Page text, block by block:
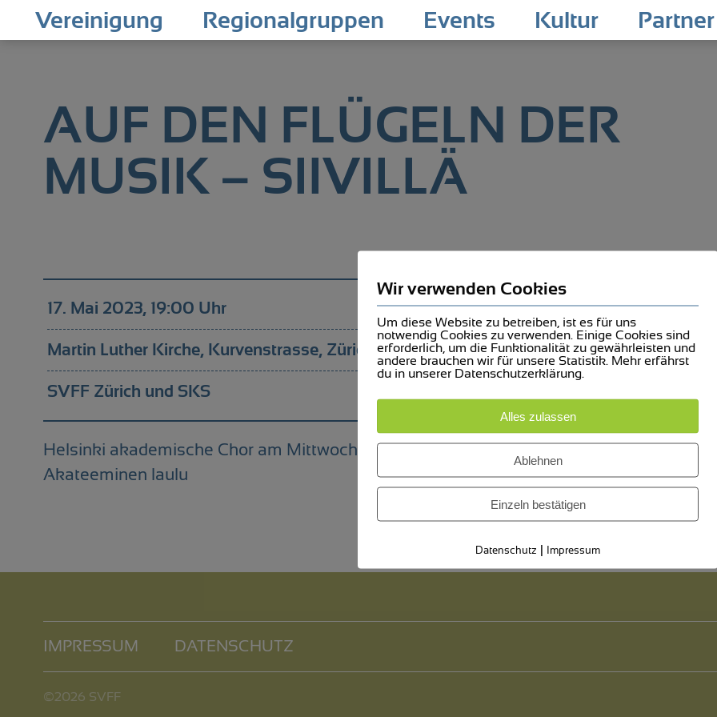
AUF DEN FLÜGELN DER
MUSIK – SIIVILLÄ
Vereinigung Regionalgruppen Events Kultur Partner
17. Mai 2023, 19:00 Uhr
Martin Luther Kirche, Kurvenstrasse, Zürich
SVFF Zürich und SKS
Helsinki akademische Chor am Mittwoch, 17.5.2023, 19:00
Akateeminen laulu
IMPRESSUM DATENSCHUTZ
©2026 SVFF
Wir verwenden Cookies
Um diese Website zu betreiben, ist es für uns
notwendig Cookies zu verwenden. Einige Cookies sind
erforderlich, um die Funktionalität zu gewährleisten und
andere brauchen wir für unsere Statistik. Mehr erfährst
du in unserer Datenschutzerklärung.
Alles zulassen
Ablehnen
Einzeln bestätigen
Datenschutz | Impressum